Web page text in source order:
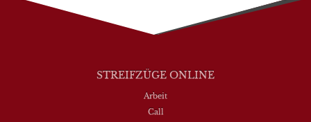
STREIFZÜGE ONLINE
Arbeit
Call